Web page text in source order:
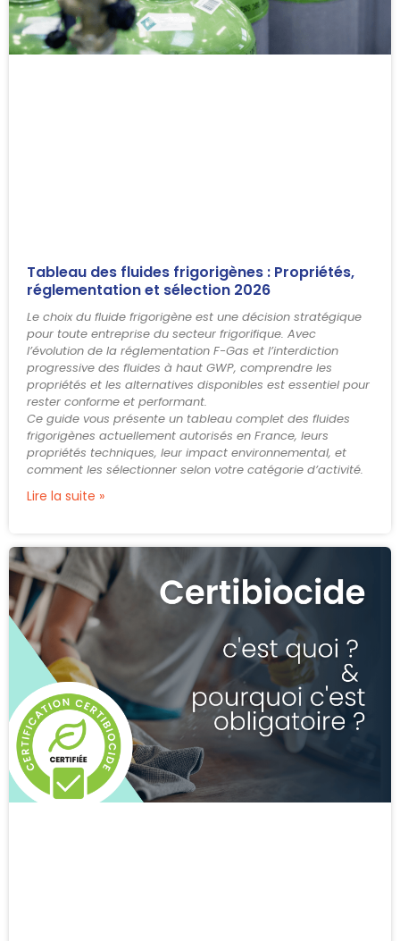
Tableau des fluides frigorigènes : Propriétés,
réglementation et sélection 2026
Le choix du fluide frigorigène est une décision stratégique
pour toute entreprise du secteur frigorifique. Avec
l’évolution de la réglementation F-Gas et l’interdiction
progressive des fluides à haut GWP, comprendre les
propriétés et les alternatives disponibles est essentiel pour
rester conforme et performant.
Ce guide vous présente un tableau complet des fluides
frigorigènes actuellement autorisés en France, leurs
propriétés techniques, leur impact environnemental, et
comment les sélectionner selon votre catégorie d’activité.
Lire la suite »